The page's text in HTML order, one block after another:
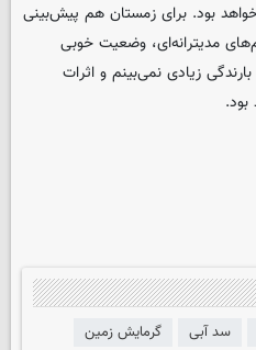
خواهد بود. برای زمستان هم پیش‌بینی
مدیترانه‌ای، وضعیت خوبی
زیادی نمی‌بینم و اثرات
سد آبی گرمایش زمین